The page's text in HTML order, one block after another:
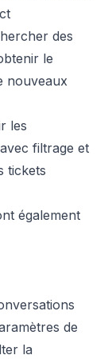
des
le
nouveaux
les
filtrage et
tickets
également
de
la